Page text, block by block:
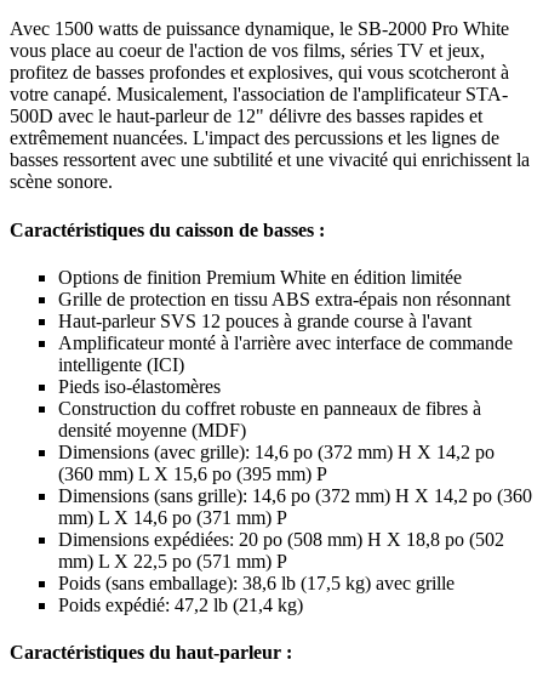
Avec 1500 watts de puissance dynamique, le SB-2000 Pro White
vous place au coeur de l'action de vos films, séries TV et jeux,
profitez de basses profondes et explosives, qui vous scotcheront à
votre canapé. Musicalement, l'association de l'amplificateur STA-
500D avec le haut-parleur de 12" délivre des basses rapides et
extrêmement nuancées. L'impact des percussions et les lignes de
basses ressortent avec une subtilité et une vivacité qui enrichissent la
scène sonore.
Caractéristiques du caisson de basses :
Options de finition Premium White en édition limitée
Grille de protection en tissu ABS extra-épais non résonnant
Haut-parleur SVS 12 pouces à grande course à l'avant
Amplificateur monté à l'arrière avec interface de commande
intelligente (ICI)
Pieds iso-élastomères
Construction du coffret robuste en panneaux de fibres à
densité moyenne (MDF)
Dimensions (avec grille): 14,6 po (372 mm) H X 14,2 po
(360 mm) L X 15,6 po (395 mm) P
Dimensions (sans grille): 14,6 po (372 mm) H X 14,2 po (360
mm) L X 14,6 po (371 mm) P
Dimensions expédiées: 20 po (508 mm) H X 18,8 po (502
mm) L X 22,5 po (571 mm) P
Poids (sans emballage): 38,6 lb (17,5 kg) avec grille
Poids expédié: 47,2 lb (21,4 kg)
Caractéristiques du haut-parleur :